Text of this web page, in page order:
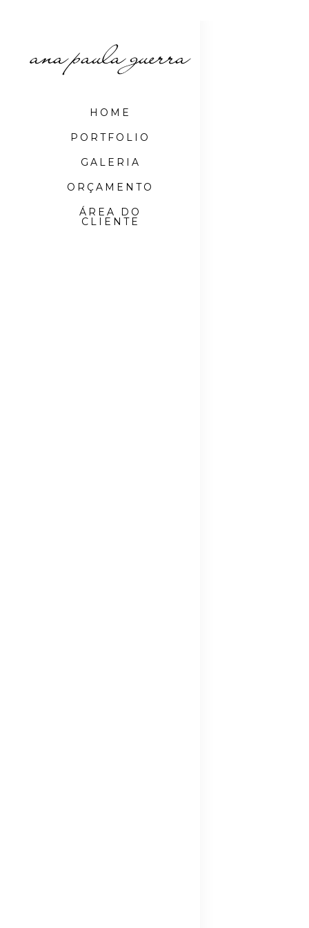
HOME
PORTFOLIO
GALERIA
ORÇAMENTO
ÁREA DO
CLIENTE